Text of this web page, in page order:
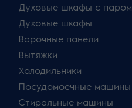
Духовые шкафы с паром
Духовые шкафы
Варочные панели
Вытяжки
Холодильники
Посудомоечные машины
Стиральные машины